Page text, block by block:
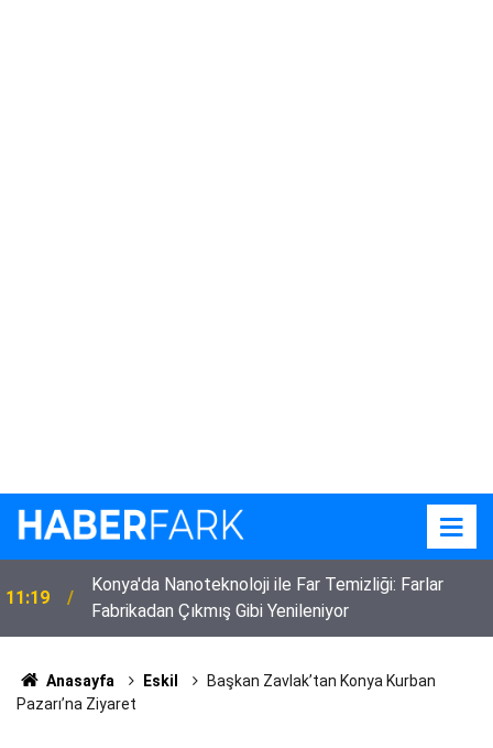
22:52 Eskilli 3 Çocuk Annesi Kadın Vefat Etti
Anasayfa Eskil
Başkan Zavlak’tan Konya Kurban
Pazarı’na Ziyaret